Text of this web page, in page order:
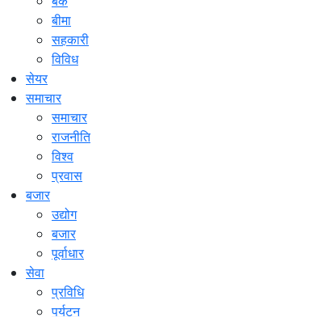
बीमा
सहकारी
विविध
सेयर
समाचार
समाचार
राजनीति
विश्व
प्रवास
बजार
उद्योग
बजार
पूर्वाधार
सेवा
प्रविधि
पर्यटन